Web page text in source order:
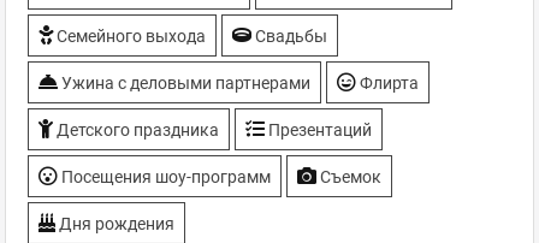
Семейного выхода Свадьбы
Ужина с деловыми партнерами Флирта
Детского праздника Презентаций
Посещения шоу-программ Съемок
Дня рождения